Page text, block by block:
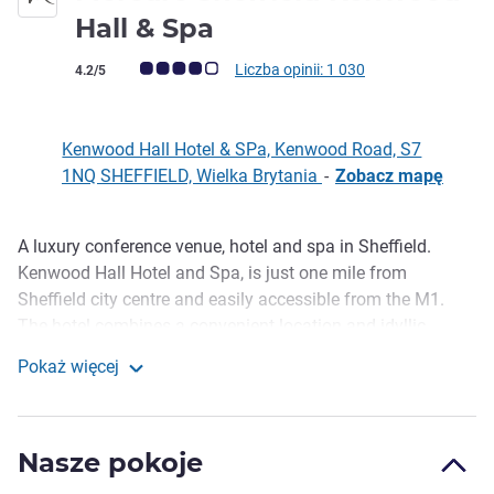
Hall & Spa
Ocena klientów (Ocena ALL)
4.2/5 Liczba opinii: 1 030
Kenwood Hall Hotel & SPa, Kenwood Road, S7
1NQ SHEFFIELD, Wielka Brytania - Zobacz mapę
Opis
A luxury conference venue, hotel and spa in Sheffield.
Kenwood Hall Hotel and Spa, is just one mile from
Sheffield city centre and easily accessible from the M1.
providing a perfect backdrop for short breaks and a range
11 meeting and event spaces accommodating up to 150,
Pokaż więcej
Nasze pokoje